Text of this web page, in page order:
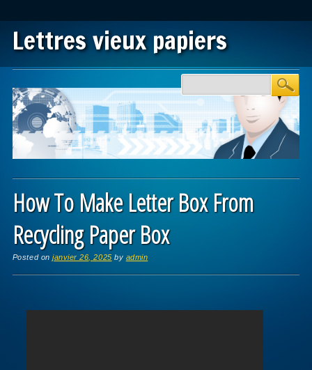
Lettres vieux papiers
Main menu
How To Make Letter Box From
Recycling Paper Box
Posted onjanvier 26, 2025 by admin